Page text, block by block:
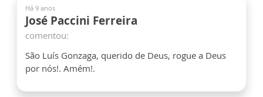
Há 9 anos
José Paccini Ferreira
comentou:
São Luís Gonzaga, querido de Deus, rogue a Deus
por nós!. Amém!.